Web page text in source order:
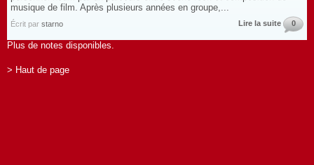
musique de film. Après plusieurs années en groupe,...
Écrit par starno Lire la suite 0
Plus de notes disponibles.
> Haut de page